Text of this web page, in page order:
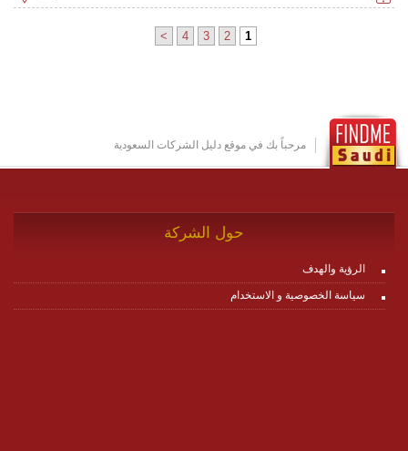
1
2
3
4
>
مرحباً بك في موقع دليل الشركات السعودية
حول الشركة
الرؤية والهدف
سياسة الخصوصية و الاستخدام